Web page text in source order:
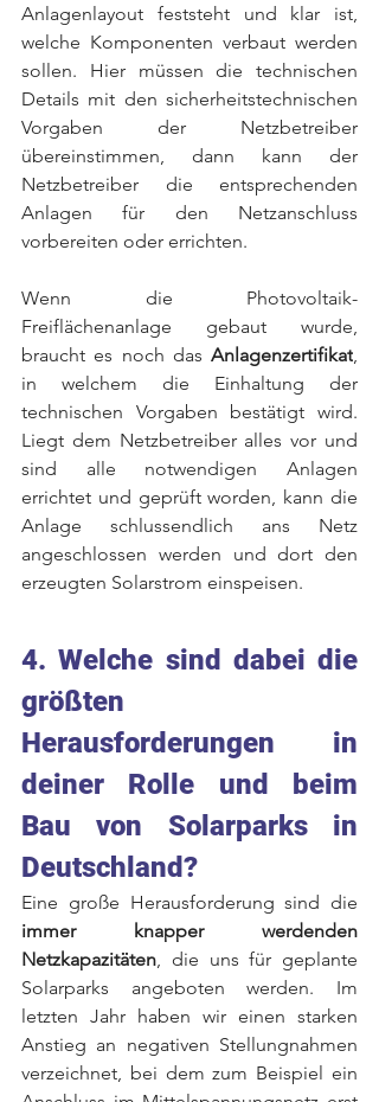
Anlagenlayout feststeht und klar ist,
welche Komponenten verbaut werden
sollen. Hier müssen die technischen
Details mit den sicherheitstechnischen
Vorgaben der Netzbetreiber
übereinstimmen, dann kann der
Netzbetreiber die entsprechenden
Anlagen für den Netzanschluss
vorbereiten oder errichten.
Wenn die Photovoltaik-
Freiflächenanlage gebaut wurde,
braucht es noch das Anlagenzertifikat,
in welchem die Einhaltung der
technischen Vorgaben bestätigt wird.
Liegt dem Netzbetreiber alles vor und
sind alle notwendigen Anlagen
errichtet und geprüft worden, kann die
Anlage schlussendlich ans Netz
angeschlossen werden und dort den
erzeugten Solarstrom einspeisen.
4. Welche sind dabei die
größten
Herausforderungen in
deiner Rolle und beim
Bau von Solarparks in
Deutschland?
immer knapper werdenden
Netzkapazitäten, die uns für geplante
Solarparks angeboten werden. Im
letzten Jahr haben wir einen starken
Anstieg an negativen Stellungnahmen
verzeichnet, bei dem zum Beispiel ein